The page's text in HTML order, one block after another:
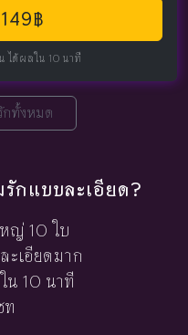
฿
ได้ผลใน 10 นาที
กทั้งหมด
กแบบละเอียด?
ญ่ 10 ใบ
เอียดมาก
10 นาที
ท